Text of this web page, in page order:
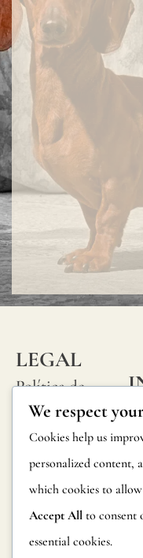
LEGAL
Política de
privacidad
Política de
cookies
Condiciones
generales
We respect
Cookies help us
personalized content,
which cookies to
Accept All to consent
essential cookies.